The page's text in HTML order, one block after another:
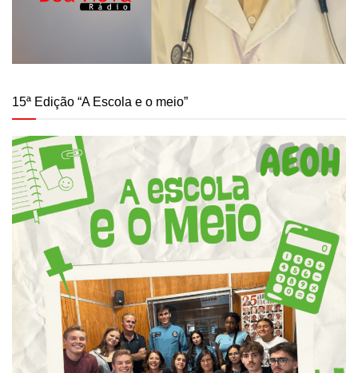
15ª Edição “A Escola e o meio”